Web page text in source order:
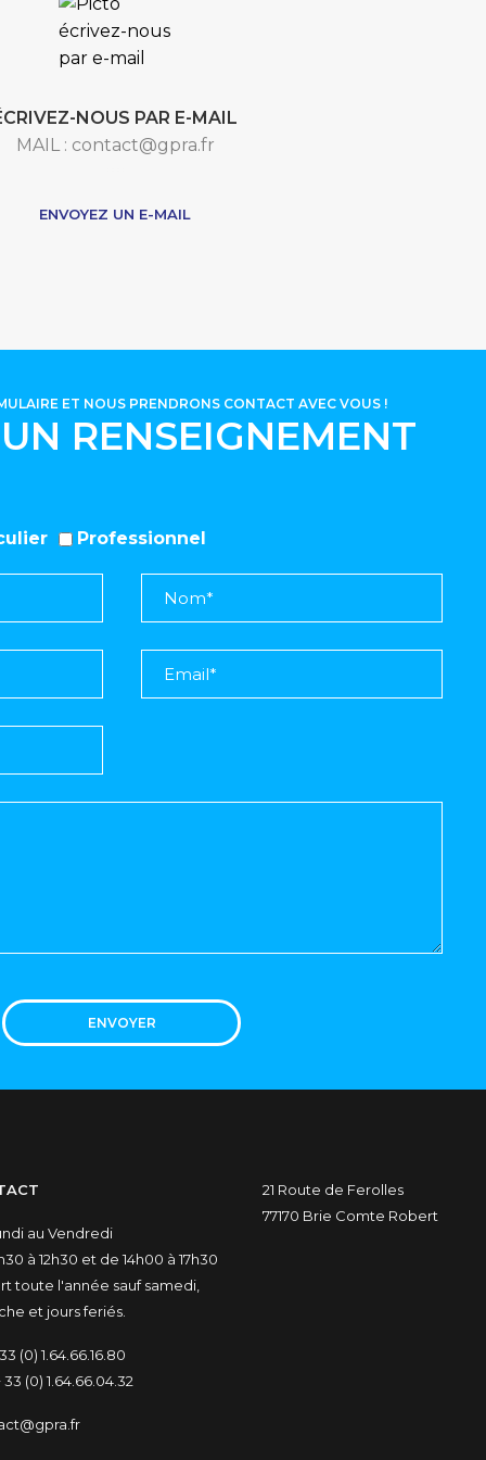
NOUS PAR E-MAIL
MAIL : contact@gpra.fr
ENVOYEZ UN E-MAIL
RENSEIGNEMENT
ET NOUS PRENDRONS CONTACT AVEC VOUS !
Professionnel
ENVOYER
au Vendredi
à 12h30 et de 14h00 à 17h30
toute l'année sauf samedi,
et jours feriés.
(0) 1.64.66.16.80
33 (0) 1.64.66.04.32
21 Route de Ferolles
77170 Brie Comte Robert